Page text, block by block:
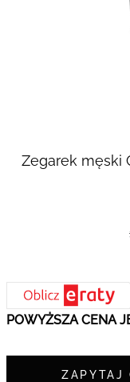
Zegarek męski
of the
POWYŻSZA CENA
ZAPYTAJ